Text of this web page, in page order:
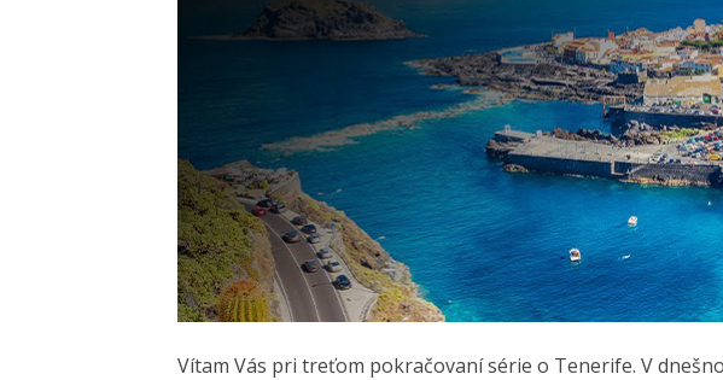
Vítam Vás pri treťom pokračovaní série o Tenerife. V